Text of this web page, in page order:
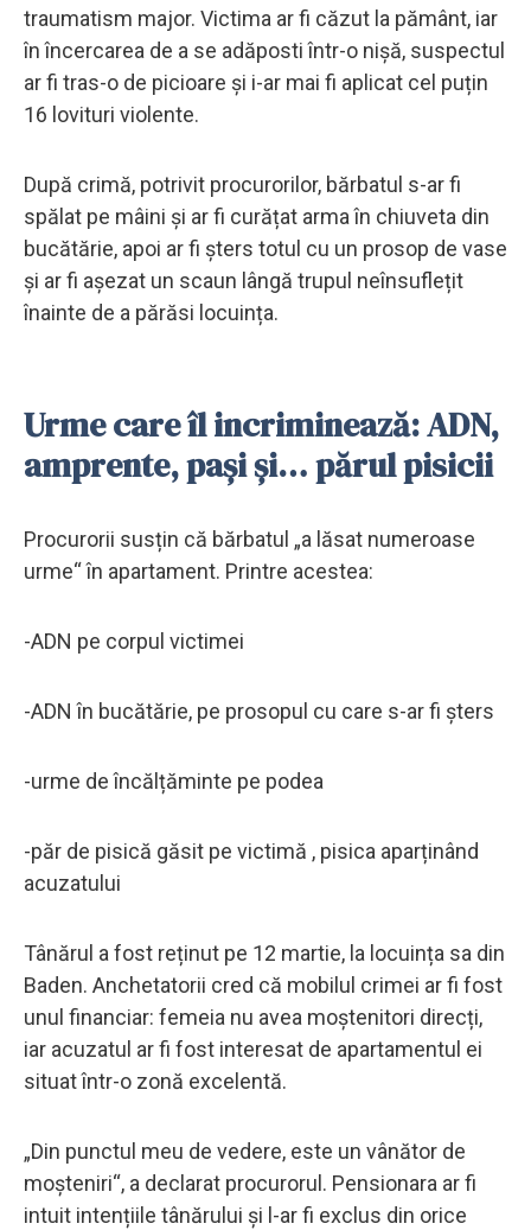
traumatism major. Victima ar fi căzut la pământ, iar
în încercarea de a se adăposti într-o nișă, suspectul
ar fi tras-o de picioare și i-ar mai fi aplicat cel puțin
16 lovituri violente.
După crimă, potrivit procurorilor, bărbatul s-ar fi
spălat pe mâini și ar fi curățat arma în chiuveta din
bucătărie, apoi ar fi șters totul cu un prosop de vase
și ar fi așezat un scaun lângă trupul neînsuflețit
înainte de a părăsi locuința.
Urme care îl incriminează: ADN,
amprente, pași și… părul pisicii
Procurorii susțin că bărbatul „a lăsat numeroase
urme“ în apartament. Printre acestea:
-ADN pe corpul victimei
-ADN în bucătărie, pe prosopul cu care s-ar fi șters
-urme de încălțăminte pe podea
-păr de pisică găsit pe victimă , pisica aparținând
acuzatului
Tânărul a fost reținut pe 12 martie, la locuința sa din
Baden. Anchetatorii cred că mobilul crimei ar fi fost
unul financiar: femeia nu avea moștenitori direcți,
iar acuzatul ar fi fost interesat de apartamentul ei
situat într-o zonă excelentă.
„Din punctul meu de vedere, este un vânător de
moșteniri“, a declarat procurorul. Pensionara ar fi
intuit intențiile tânărului și l-ar fi exclus din orice